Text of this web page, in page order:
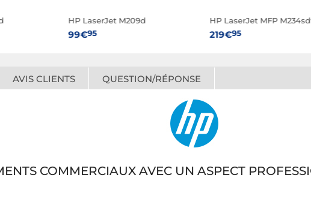
HP LaserJet M209d
99€95
HP LaserJet MFP
219€95
AVIS CLIENTS QUESTION/RÉPONSE
COMMERCIAUX AVEC UN ASPECT